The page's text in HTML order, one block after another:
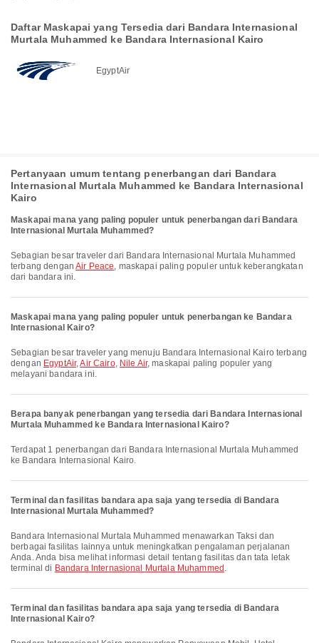
Daftar Maskapai yang Tersedia dari Bandara Internasional
Murtala Muhammed ke Bandara Internasional Kairo
EgyptAir
Pertanyaan umum tentang penerbangan dari Bandara
Internasional Murtala Muhammed ke Bandara Internasional
Kairo
Maskapai mana yang paling populer untuk penerbangan dari Bandara
Internasional Murtala Muhammed?
Sebagian besar traveler dari Bandara Internasional Murtala Muhammed
terbang denganAir Peace, maskapai paling populer untuk keberangkatan
dari bandara ini.
Maskapai mana yang paling populer untuk penerbangan ke Bandara
Internasional Kairo?
Sebagian besar traveler yang menuju Bandara Internasional Kairo terbang
dengan EgyptAir,Air Cairo, Nile Air, maskapai paling populer yang
melayani bandara ini.
Berapa banyak penerbangan yang tersedia dari Bandara Internasional
Murtala Muhammed ke Bandara Internasional Kairo?
Terdapat 1 penerbangan dari Bandara Internasional Murtala Muhammed
ke Bandara Internasional Kairo.
Terminal dan fasilitas bandara apa saja yang tersedia di Bandara
Internasional Murtala Muhammed?
Bandara Internasional Murtala Muhammed menawarkan Taksi dan
berbagai fasilitas lainnya untuk meningkatkan pengalaman perjalanan
Anda. Anda bisa melihat informasi detail tentang fasilitas dan tata letak
terminal di Bandara Internasional Murtala Muhammed .
Terminal dan fasilitas bandara apa saja yang tersedia di Bandara
Internasional Kairo?